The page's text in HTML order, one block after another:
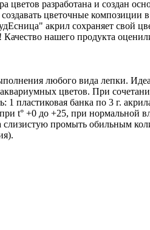
цветов разработана и
цветочные
акрил сохраняет свой
нашего продукта
любого вида лепки.
цветов. При
1 пластиковая банка по 3 г.
t° +0 до +25, при нормальной
слизистую промыть обильным